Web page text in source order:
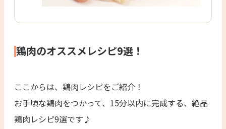
鶏肉のオススメレシピ9選！
ここからは、鶏肉レシピをご紹介！
お手頃な鶏肉をつかって、15分以内に完成する、絶品
鶏肉レシピ9選です♪